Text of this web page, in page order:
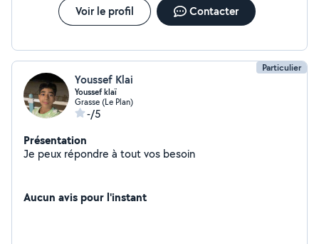
Voir le profil Contacter
Particulier
Youssef Klai
Youssef klaï
Grasse (Le Plan)
-/5
Présentation
Je peux répondre à tout vos besoin
Aucun avis pour l'instant